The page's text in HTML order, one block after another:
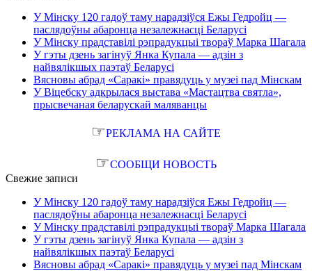
У Мінску 120 гадоў таму нарадзіўся Ежы Гедройц —
паслядоўны абаронца незалежнасці Беларусі
У Мінску прадставілі рэпрадукцыі твораў Марка Шагала
У гэты дзень загінуў Янка Купала — адзін з
найвялікшых паэтаў Беларусі
Вясновы абрад «Саракі» правядуць у музеі пад Мінскам
У Віцебску адкрылася выстава «Мастацтва святла»,
прысвечаная беларускай маляванцы
☞РЕКЛАМА НА САЙТЕ
☞СООБЩИ НОВОСТЬ
Свежие записи
У Мінску 120 гадоў таму нарадзіўся Ежы Гедройц —
паслядоўны абаронца незалежнасці Беларусі
У Мінску прадставілі рэпрадукцыі твораў Марка Шагала
У гэты дзень загінуў Янка Купала — адзін з
найвялікшых паэтаў Беларусі
Вясновы абрад «Саракі» правядуць у музеі пад Мінскам